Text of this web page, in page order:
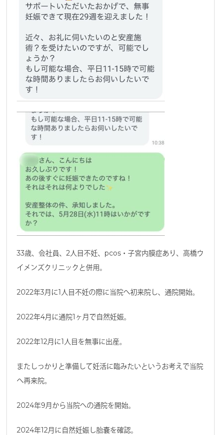
33歳、会社員、2人目不妊、pcos・子宮内膜症あり、高橋ウ
イメンズクリニックと併用。
2022年3月に1人目不妊の際に当院へ初来院し、通院開始。
2022年4月に通院1ヶ月で自然妊娠。
2022年12月に1人目を無事に出産。
またしっかりと準備して妊活に臨みたいというお考えで当院
へ再来院。
2024年9月から当院への通院を開始。
2024年12月に自然妊娠し胎嚢を確認。